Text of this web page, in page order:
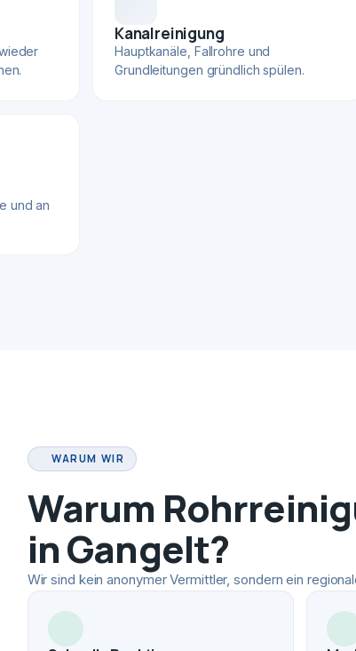
Kanalreinigung
Hauptkanäle, Fallrohre und
Grundleitungen gründlich spülen.
und an
WARUM WIR
Warum
in Gangelt?
Wir sind kein anonymer Vermittler, sondern ein